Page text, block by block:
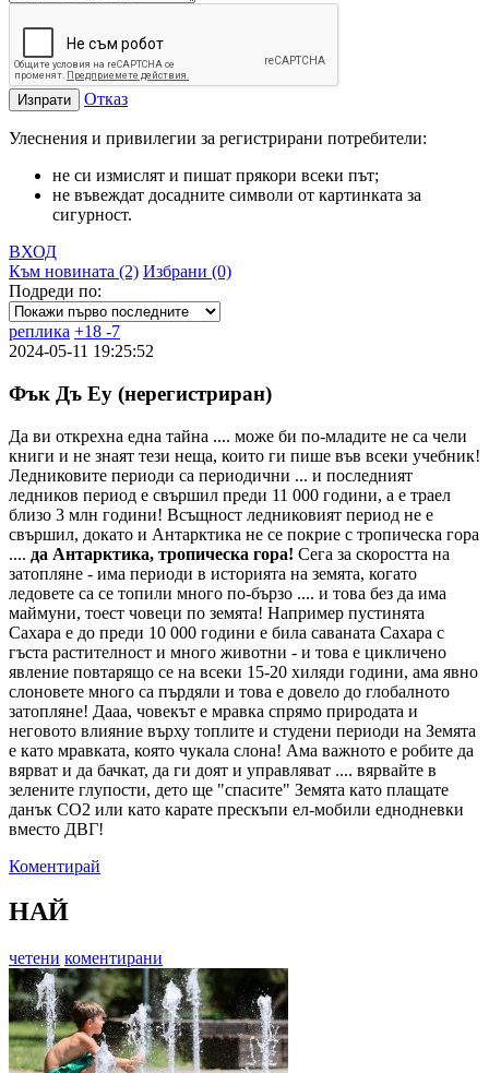
Изпрати Отказ
Улеснения и привилегии за регистрирани потребители:
не си измислят и пишат прякори всеки път;
не въвеждат досадните символи от картинката за
сигурност.
ВХОД
Към новината (2) Избрани (0)
Подреди по:
реплика +18 -7
2024-05-11 19:25:52
Фък Дъ Еу (нерегистриран)
Да ви открехна една тайна .... може би по-младите не са чели
книги и не знаят тези неща, които ги пише във всеки учебник!
Ледниковите периоди са периодични ... и последният
ледников период е свършил преди 11 000 години, а е траел
близо 3 млн години! Всъщност ледниковият период не е
свършил, докато и Антарктика не се покрие с тропическа гора
.... да Антарктика, тропическа гора! Сега за скоростта на
затопляне - има периоди в историята на земята, когато
ледовете са се топили много по-бързо .... и това без да има
маймуни, тоест човеци по земята! Например пустинята
Сахара е до преди 10 000 години е била саваната Сахара с
гъста растителност и много животни - и това е цикличено
явление повтарящо се на всеки 15-20 хиляди години, ама явно
слоновете много са пърдяли и това е довело до глобалното
затопляне! Дааа, човекът е мравка спрямо природата и
неговото влияние върху топлите и студени периоди на Земята
е като мравката, която чукала слона! Ама важното е робите да
вярват и да бачкат, да ги доят и управляват .... вярвайте в
зелените глупости, дето ще "спасите" Земята като плащате
данък СО2 или като карате прескъпи ел-мобили еднодневки
вместо ДВГ!
Коментирай
НАЙ
четени коментирани